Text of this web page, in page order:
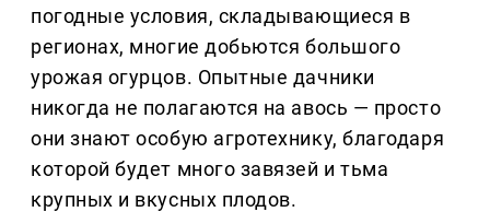
погодные условия, складывающиеся в
регионах, многие добьются большого
урожая огурцов. Опытные дачники
никогда не полагаются на авось — просто
они знают особую агротехнику, благодаря
которой будет много завязей и тьма
крупных и вкусных плодов.